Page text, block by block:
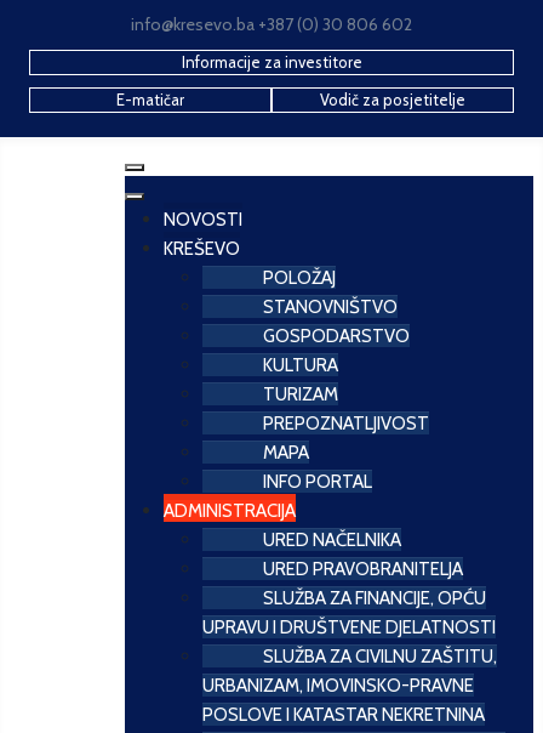
info@kresevo.ba +387 (0) 30 806 602
Informacije za investitore
E-matičar
Vodič za posjetitelje
NOVOSTI
KREŠEVO
POLOŽAJ
STANOVNIŠTVO
GOSPODARSTVO
KULTURA
TURIZAM
PREPOZNATLJIVOST
MAPA
INFO PORTAL
ADMINISTRACIJA
URED NAČELNIKA
URED PRAVOBRANITELJA
SLUŽBA ZA FINANCIJE, OPĆU
UPRAVU I DRUŠTVENE DJELATNOSTI
SLUŽBA ZA CIVILNU ZAŠTITU,
URBANIZAM, IMOVINSKO-PRAVNE
POSLOVE I KATASTAR NEKRETNINA